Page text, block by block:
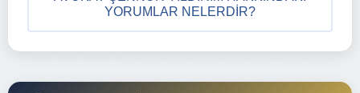
YORUMLAR NELERDIR?